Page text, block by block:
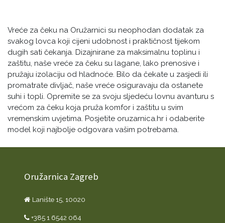
Vreće za čeku na Oružarnici su neophodan dodatak za
svakog lovca koji cijeni udobnost i praktičnost tijekom
dugih sati čekanja. Dizajnirane za maksimalnu toplinu i
zaštitu, naše vreće za čeku su lagane, lako prenosive i
pružaju izolaciju od hladnoće. Bilo da čekate u zasjedi ili
promatrate divljač, naše vreće osiguravaju da ostanete
suhi i topli. Opremite se za svoju sljedeću lovnu avanturu s
vrećom za čeku koja pruža komfor i zaštitu u svim
vremenskim uvjetima. Posjetite oruzarnica.hr i odaberite
model koji najbolje odgovara vašim potrebama.
Oružarnica Zagreb
Lanište 15, 10020
+385 1 6542 064